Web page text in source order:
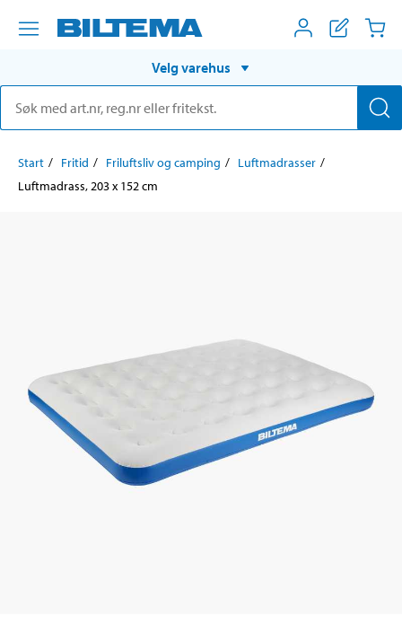
Velg varehus
Start Fritid Friluftsliv og camping
Luftmadrasser
Luftmadrass, 203 x 152 cm